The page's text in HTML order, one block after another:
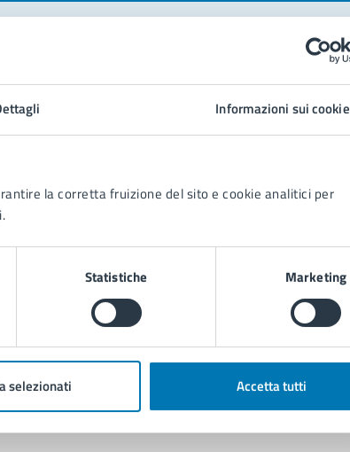
Informazioni sui cookie
la corretta fruizione del sito e cookie analitici per
Statistiche Marketing
selezionati Accetta tutti